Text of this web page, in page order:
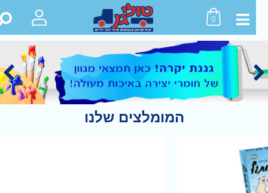
0
המומלצים שלנו